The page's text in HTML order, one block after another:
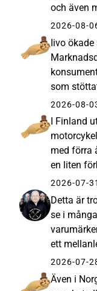
och även
sig i rätt
siffror. Det
2026-08-
Iivo
som
att man
Norden
2026-08-
I Finland
med förra
en liten
2026-07-
Detta är
se i
ett
över till en
importör
det
2026-07-
Även i